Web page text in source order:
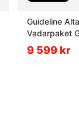
Guideline
Vadarpaket
9 599 kr